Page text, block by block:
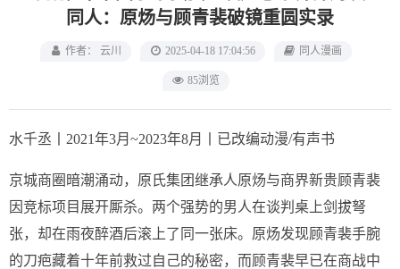
同人：原炀与顾青裴破镜重圆实录
作者： 云川 2025-04-18 17:04:56 同人漫画
85浏览
水千丞丨2021年3月~2023年8月丨已改编动漫/有声书
京城商圈暗潮涌动，原氏集团继承人原炀与商界新贵顾青裴
因竞标项目展开厮杀。两个强势的男人在谈判桌上剑拔弩
张，却在雨夜醉酒后滚上了同一张床。原炀发现顾青裴手腕
的刀疤藏着十年前救过自己的秘密，而顾青裴早已在商战中